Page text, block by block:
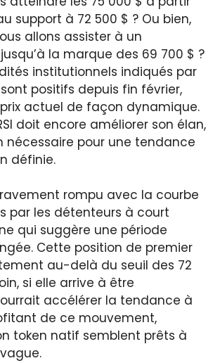
support à 72 500 $ ? Ou bien,
allons assister à un
la marque des 69 700 $ ?
institutionnels indiqués par
sont positifs depuis fin février,
actuel de façon dynamique.
doit encore améliorer son élan,
nécessaire pour une tendance
définie.
rompu avec la courbe
par les détenteurs à court
qui suggère une période
Cette position de premier
au-delà du seuil des 72
si elle arrive à être
accélérer la tendance à
de ce mouvement,
token natif semblent prêts à